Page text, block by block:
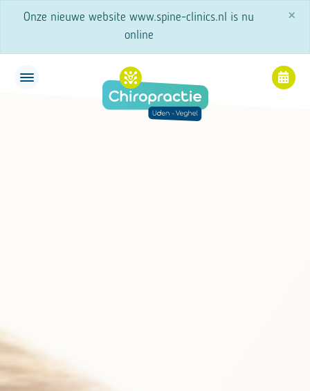
×
Onze nieuwe website www.spine-clinics.nl is nu
online